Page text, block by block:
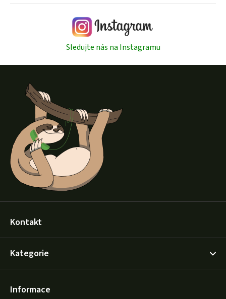
Sledujte nás na Instagramu
Kontakt
Kategorie
Informace